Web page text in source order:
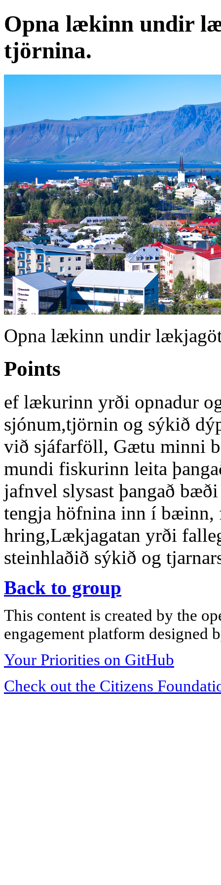
Opna lækinn undir
tjörnina.
Opna lækinn undir
Points
ef lækurinn yrði opnadur
sjónum,tjörnin og sýkið
við sjáfarföll, Gætu minni
mundi fiskurinn leita
jafnvel slysast þangað
tengja höfnina inn í
hring,Lækjagatan yrði
steinhlaðið sýkið og
Back to group
This content is created by the
engagement platform designed
Your Priorities on GitHub
Check out the Citizens